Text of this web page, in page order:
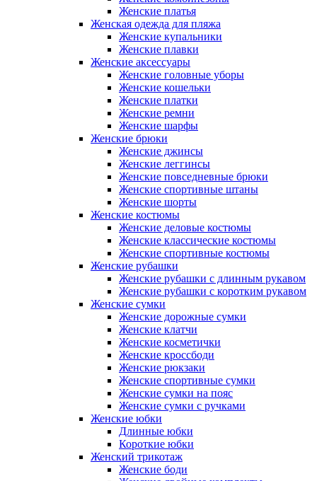
Женские платья
Женская одежда для пляжа
Женские купальники
Женские плавки
Женские аксессуары
Женские головные уборы
Женские кошельки
Женские платки
Женские ремни
Женские шарфы
Женские брюки
Женские джинсы
Женские леггинсы
Женские повседневные брюки
Женские спортивные штаны
Женские шорты
Женские костюмы
Женские деловые костюмы
Женские классические костюмы
Женские спортивные костюмы
Женские рубашки
Женские рубашки с длинным рукавом
Женские рубашки с коротким рукавом
Женские сумки
Женские дорожные сумки
Женские клатчи
Женские косметички
Женские кроссбоди
Женские рюкзаки
Женские спортивные сумки
Женские сумки на пояс
Женские сумки с ручками
Женские юбки
Длинные юбки
Короткие юбки
Женский трикотаж
Женские боди